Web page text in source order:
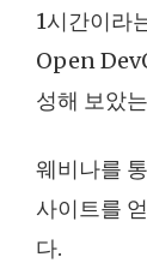
1시간이라
Open
성해 보았
웨비나를
사이트를
다.